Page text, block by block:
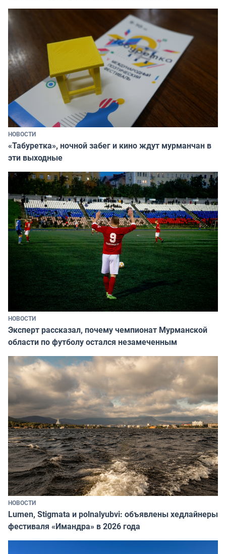
НОВОСТИ
«Табуретка», ночной забег и кино ждут мурманчан в
эти выходные
НОВОСТИ
Эксперт рассказал, почему чемпионат Мурманской
области по футболу остался незамеченным
НОВОСТИ
Lumen, Stigmata и polnalyubvi: объявлены хедлайнеры
фестиваля «Имандра» в 2026 года